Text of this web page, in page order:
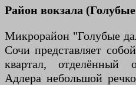
Район вокзала
Микрорайон "Голубые
Сочи представляет
квартал, отделённый
Адлера небольшой